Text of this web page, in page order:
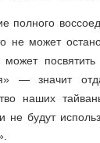
полного
не может
— значит
наших
будут